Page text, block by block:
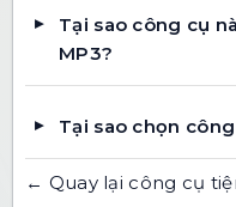
Tại sao công cụ
MP3?
Tại sao chọn
← Quay lại công cụ